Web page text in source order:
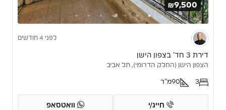
₪9,500
לפני 4 חודשים
דירת 3 חד’ בצפון הישן
הצפון הישן (החלק הדרומי), תל אביב
3
90מ"ר
חייג/י וואטסאפ